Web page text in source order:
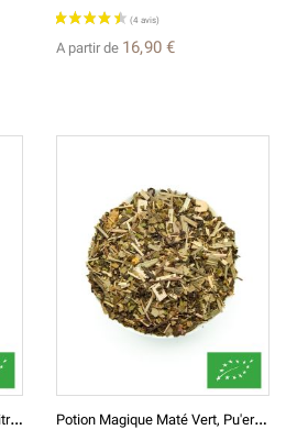
A partir de 16,90 €
T
Udo Bem ! Maté Gingembre Citron BIO* P
Otion Magique Maté Vert, Pu'er Et Plantes BIO*